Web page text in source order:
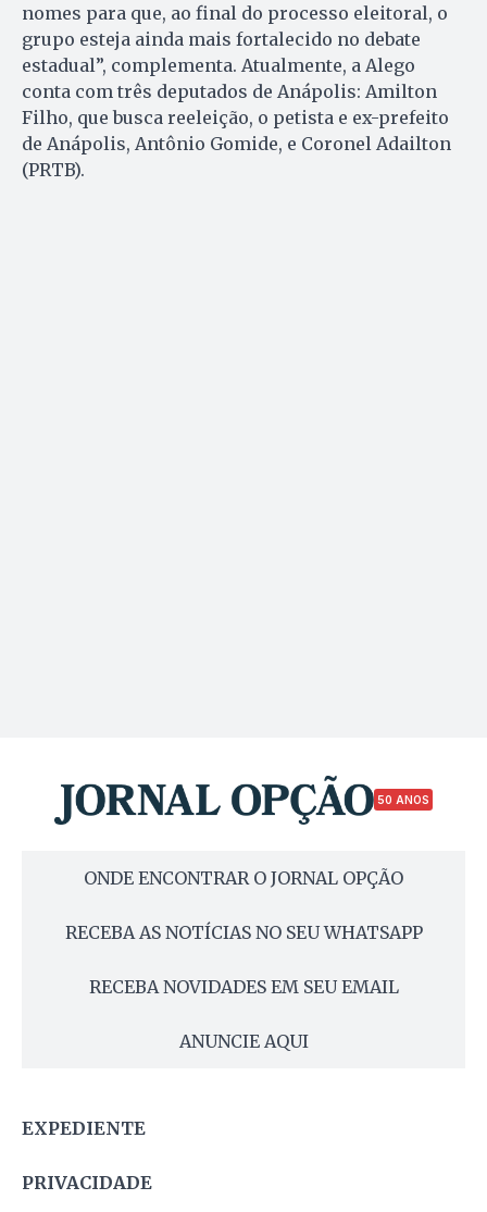
nomes para que, ao final do processo eleitoral, o
grupo esteja ainda mais fortalecido no debate
estadual”, complementa. Atualmente, a Alego
conta com três deputados de Anápolis: Amilton
Filho, que busca reeleição, o petista e ex-prefeito
de Anápolis, Antônio Gomide, e Coronel Adailton
(PRTB).
50 ANOS
ONDE ENCONTRAR O JORNAL OPÇÃO
RECEBA AS NOTÍCIAS NO SEU WHATSAPP
RECEBA NOVIDADES EM SEU EMAIL
ANUNCIE AQUI
EXPEDIENTE
PRIVACIDADE